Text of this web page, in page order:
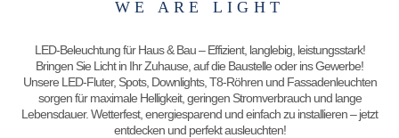
WE ARE LIGHT
LED-Beleuchtung für Haus & Bau – Effizient, langlebig, leistungsstark!
Bringen Sie Licht in Ihr Zuhause, auf die Baustelle oder ins Gewerbe!
Unsere LED-Fluter, Spots, Downlights, T8-Röhren und Fassadenleuchten
sorgen für maximale Helligkeit, geringen Stromverbrauch und lange
Lebensdauer. Wetterfest, energiesparend und einfach zu installieren – jetzt
entdecken und perfekt ausleuchten!